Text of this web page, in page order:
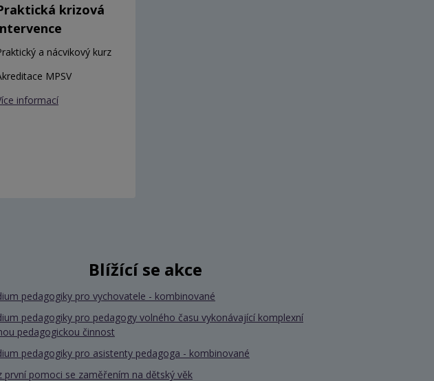
krizová
a nácvikový kurz
MPSV
informací
Blížící se akce
pedagogiky pro vychovatele - kombinované
pedagogiky pro pedagogy volného času vykonávající komplexní
pedagogickou činnost
pedagogiky pro asistenty pedagoga - kombinované
první pomoci se zaměřením na dětský věk